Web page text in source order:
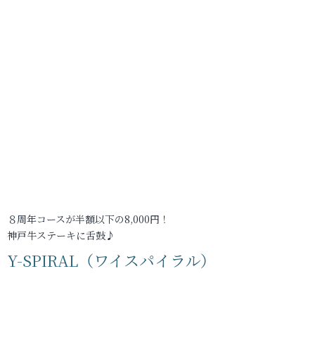
８周年コースが半額以下の8,000円！
神戸牛ステーキに舌鼓♪
Y-SPIRAL（ワイスパイラル）